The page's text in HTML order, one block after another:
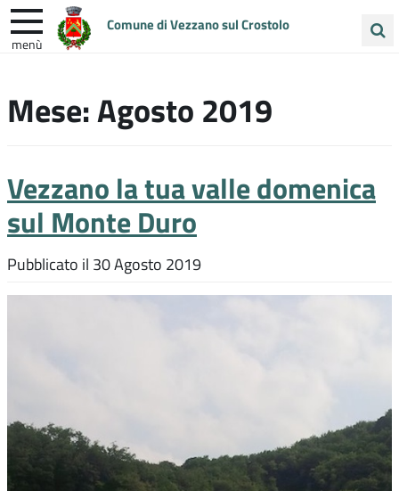
Comune di Vezzano sul Crostolo
menù
sito
UNIONE COLLINE MATILDICHE
Mese:Agosto 2019
Vezzano la tua valle domenica
sul Monte Duro
Pubblicato il 30 Agosto 2019